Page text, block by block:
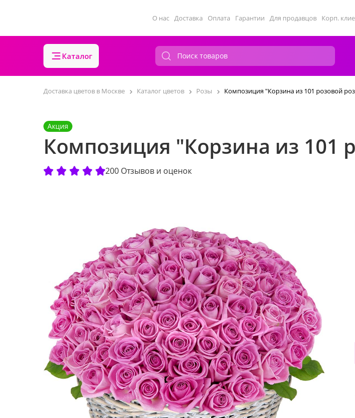
О нас Доставка Оплата Гарантии Для продавцов Корп.
Каталог
Доставка цветов в Москве Каталог цветов Розы Композиция "Корзина из 101 розовой
Акция
Композиция "Корзина из 101
200 Отзывов и оценок